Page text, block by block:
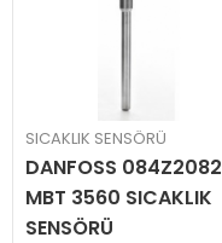
SICAKLIK SENSÖRÜ
DANFOSS 084Z2082
MBT 3560 SICAKLIK
SENSÖRÜ